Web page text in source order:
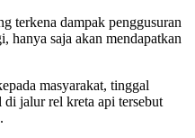
terkena dampak penggusuran
hanya saja akan mendapatkan
masyarakat, tinggal
di jalur rel kreta api tersebut